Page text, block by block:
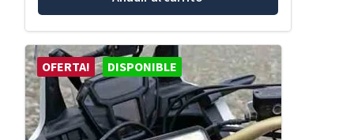
OFERTA! DISPONIBLE